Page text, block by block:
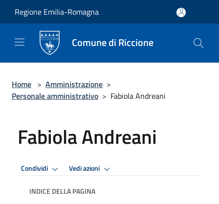
Regione Emilia-Romagna
Comune di Riccione
Home > Amministrazione >
Personale amministrativo > Fabiola Andreani
Fabiola Andreani
Condividi Vedi azioni
INDICE DELLA PAGINA